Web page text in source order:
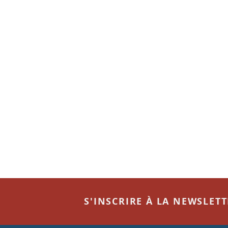
S'INSCRIRE À LA